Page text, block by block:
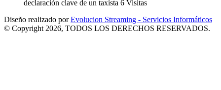
declaración clave de un taxista 6 Visitas
Diseño realizado porEvolucion Streaming - Servicios Informáticos
© Copyright 2026, TODOS LOS DERECHOS RESERVADOS.